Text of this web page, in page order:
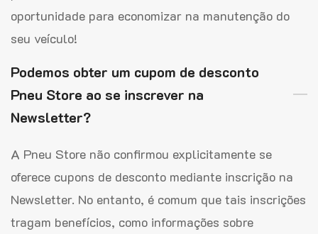
oportunidade para economizar na manutenção do
seu veículo!
Podemos obter um cupom de desconto
Pneu Store ao se inscrever na
Newsletter?
A Pneu Store não confirmou explicitamente se
oferece cupons de desconto mediante inscrição na
Newsletter. No entanto, é comum que tais inscrições
tragam benefícios, como informações sobre